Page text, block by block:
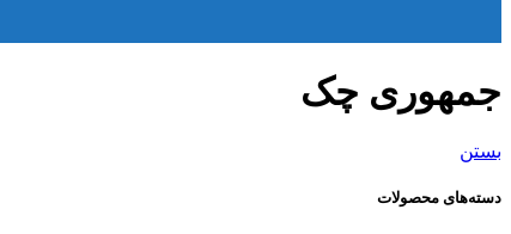
جمهوری چک
بستن
دسته‌های محصولات